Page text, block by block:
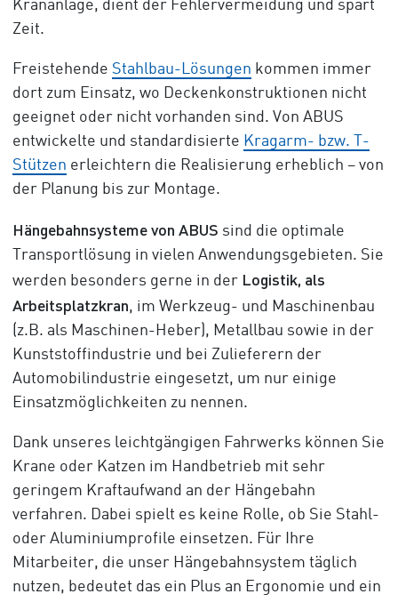
Krananlage, dient der Fehlervermeidung und spart
Zeit.
Freistehende Stahlbau-Lösungen kommen immer
dort zum Einsatz, wo Deckenkonstruktionen nicht
geeignet oder nicht vorhanden sind. Von ABUS
entwickelte und standardisierte Kragarm- bzw. T-
Stützen erleichtern die Realisierung erheblich – von
der Planung bis zur Montage.
Hängebahnsysteme von ABUS sind die optimale
Transportlösung in vielen Anwendungsgebieten. Sie
werden besonders gerne in der Logistik, als
Arbeitsplatzkran, im Werkzeug- und Maschinenbau
(z.B. als Maschinen-Heber), Metallbau sowie in der
Kunststoffindustrie und bei Zulieferern der
Automobilindustrie eingesetzt, um nur einige
Einsatzmöglichkeiten zu nennen.
Dank unseres leichtgängigen Fahrwerks können Sie
Krane oder Katzen im Handbetrieb mit sehr
geringem Kraftaufwand an der Hängebahn
verfahren. Dabei spielt es keine Rolle, ob Sie Stahl-
oder Aluminiumprofile einsetzen. Für Ihre
Mitarbeiter, die unser Hängebahnsystem täglich
nutzen, bedeutet das ein Plus an Ergonomie und ein